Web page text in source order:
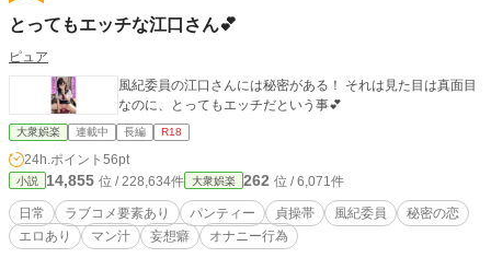
とってもエッチな江口さん💕
ピュア
風紀委員の江口さんには秘密がある！ それは見た目は真面目
なのに、とってもエッチだという事💕
大衆娯楽 連載中 長編 R18
24h.ポイント 56pt
小説 14,855 位 / 228,634件 大衆娯楽 262 位 / 6,071件
日常 ラブコメ要素あり パンティー 貞操帯 風紀委員
秘密の恋
エロあり
マン汁 妄想癖 オナニー行為